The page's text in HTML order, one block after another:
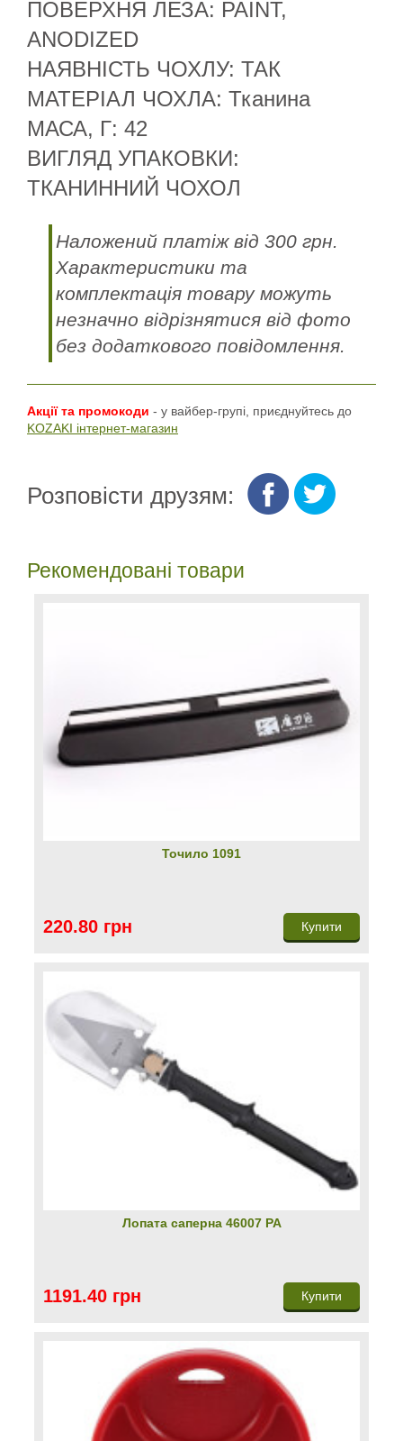
ПОВЕРХНЯ ЛЕЗА: PAINT,
ANODIZED
НАЯВНІСТЬ ЧОХЛУ: ТАК
МАТЕРІАЛ ЧОХЛА: Тканина
МАСА, Г: 42
ВИГЛЯД УПАКОВКИ:
ТКАНИННИЙ ЧОХОЛ
Наложений платіж від 300 грн.
Характеристики та
комплектація товару можуть
незначно відрізнятися від фото
без додаткового повідомлення.
Акції та промокоди - у вайбер-групі, приєднуйтесь до
KOZAKI інтернет-магазин
Розповісти друзям:
Рекомендовані товари
Точило 1091
220.80 грн Купити
Лопата саперна 46007 PA
1191.40 грн Купити